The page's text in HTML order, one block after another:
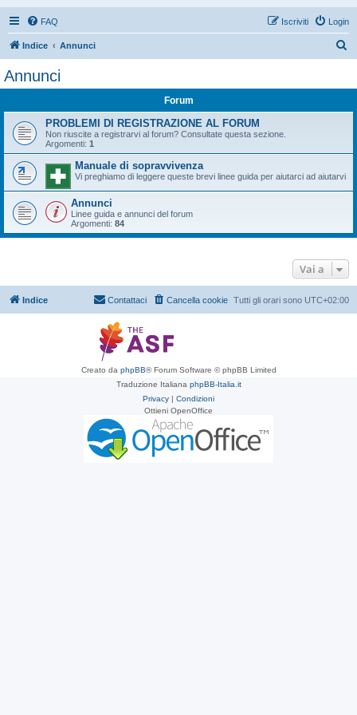
FAQ Login
Iscriviti
Indice Annunci
Annunci
Forum
PROBLEMI DI REGISTRAZIONE AL FORUM
Non riuscite a registrarvi al forum? Consultate questa sezione.
Argomenti: 1
Manuale di sopravvivenza
Vi preghiamo di leggere queste brevi linee guida per aiutarci ad aiutarvi
Annunci
Linee guida e annunci del forum
Argomenti: 84
Vai a
Indice Tutti gli orari sono UTC+02:00
Cancella cookie
Contattaci
Creato da phpBB® Forum Software © phpBB Limited
Traduzione Italiana phpBB-Italia.it
Privacy | Condizioni
Ottieni OpenOffice